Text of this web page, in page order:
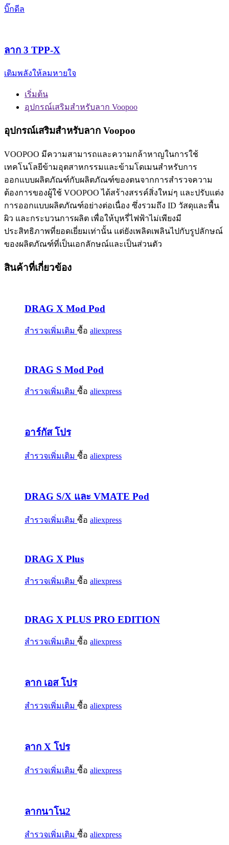
บิ๊กดีล
ลาก 3 TPP-X
เติมพลังให้ลมหายใจ
เริ่มต้น
อุปกรณ์เสริมสำหรับลาก Voopoo
อุปกรณ์เสริมสำหรับลาก Voopoo
VOOPOO มีความสามารถและความกล้าหาญในการใช้
เทคโนโลยีข้ามอุตสาหกรรมและข้ามโดเมนสำหรับการ
ออกแบบผลิตภัณฑ์กับผลิตภัณฑ์ของตนจากการสำรวจความ
ต้องการของผู้ใช้ VOOPOO ได้สร้างสรรค์สิ่งใหม่ๆ และปรับแต่ง
การออกแบบผลิตภัณฑ์อย่างต่อเนื่อง ซึ่งรวมถึง ID วัสดุและพื้น
ผิว และกระบวนการผลิต เพื่อให้บุหรี่ไฟฟ้าไม่เพียงมี
ประสิทธิภาพที่ยอดเยี่ยมเท่านั้น แต่ยังเพลิดเพลินไปกับรูปลักษณ์
ของผลิตภัณฑ์ที่เป็นเอกลักษณ์และเป็นส่วนตัว
สินค้าที่เกี่ยวข้อง
DRAG X Mod Pod
สำรวจเพิ่มเติม ซื้อ aliexpress
DRAG S Mod Pod
สำรวจเพิ่มเติม ซื้อ aliexpress
อาร์กัส โปร
สำรวจเพิ่มเติม ซื้อ aliexpress
DRAG S/X และ VMATE Pod
สำรวจเพิ่มเติม ซื้อ aliexpress
DRAG X Plus
สำรวจเพิ่มเติม ซื้อ aliexpress
DRAG X PLUS PRO EDITION
สำรวจเพิ่มเติม ซื้อ aliexpress
ลาก เอส โปร
สำรวจเพิ่มเติม ซื้อ aliexpress
ลาก X โปร
สำรวจเพิ่มเติม ซื้อ aliexpress
ลากนาโน2
สำรวจเพิ่มเติม ซื้อ aliexpress